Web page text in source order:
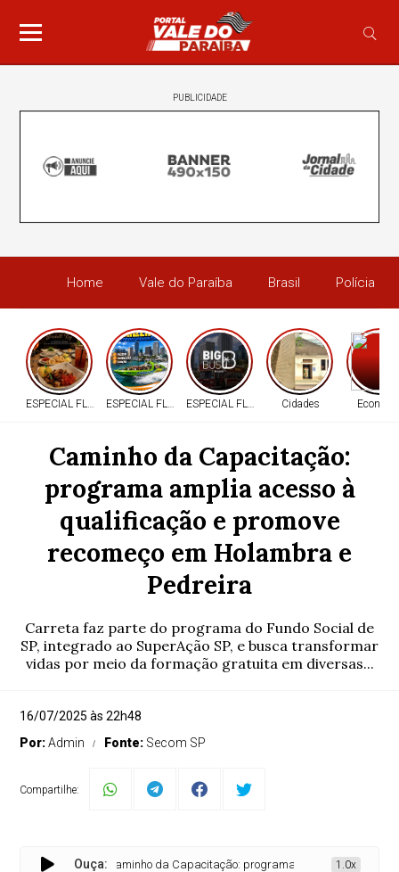
PUBLICIDADE
Home Vale do Paraíba Brasil Polícia
ESPECIAL FLÓRIDAESPECIAL FLÓRIDAESPECIAL FLÓRIDA Cidades
Caminho da Capacitação:
programa amplia acesso à
qualificação e promove
recomeço em Holambra e
Pedreira
Carreta faz parte do programa do Fundo Social de
SP, integrado ao SuperAção SP, e busca transformar
vidas por meio da formação gratuita em diversas...
16/07/2025 às 22h48
Por:Admin Fonte: Secom SP
Compartilhe:
Ouça:
Caminho da Capacitação: programa amplia acesso à
1.0x